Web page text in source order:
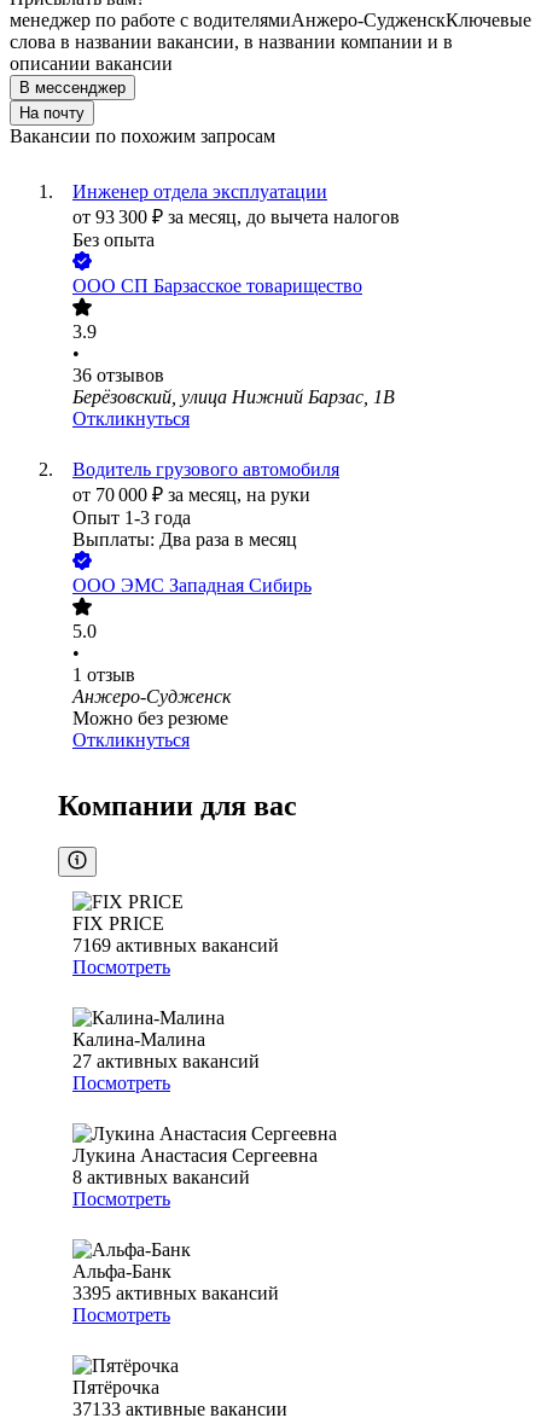
менеджер по работе с водителямиАнжеро-СудженскКлючевые
слова в названии вакансии, в названии компании и в
описании вакансии
В мессенджер
На почту
Вакансии по похожим запросам
Инженер отдела эксплуатации
от 93 300 ₽ за месяц, до вычета налогов
Без опыта
ООО СП Барзасское товарищество
3.9
•
36 отзывов
Берёзовский, улица Нижний Барзас, 1В
Откликнуться
Водитель грузового автомобиля
от 70 000 ₽ за месяц, на руки
Опыт 1-3 года
Выплаты: Два раза в месяц
ООО ЭМС Западная Сибирь
5.0
•
1 отзыв
Анжеро-Судженск
Можно без резюме
Откликнуться
Компании для вас
FIX PRICE
7169 активных вакансий
Посмотреть
Калина-Малина
27 активных вакансий
Посмотреть
Лукина Анастасия Сергеевна
8 активных вакансий
Посмотреть
Альфа-Банк
3395 активных вакансий
Посмотреть
Пятёрочка
37133 активные вакансии